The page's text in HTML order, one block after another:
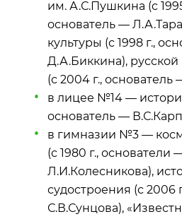
им. А.С.Пушкина (с
основатель —
культуры (с 1998 г.,
Д.А.Биккина), русской
(с 2004 г.,
в лицее №14 —
основатель —
в гимназии №3 —
(с 1980 г., основатели
Л.И.Колесникова),
судостроения (с 2006
С.В.Сунцова),